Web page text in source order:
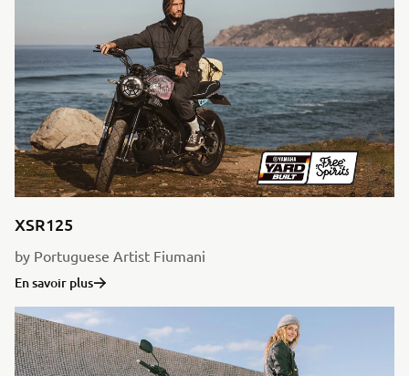
XSR125
by Portuguese Artist Fiumani
En savoir plus